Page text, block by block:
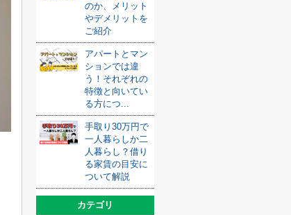
のか、メリット
やデメリットを
ご紹介
アパートとマン
ションでは違
う！それぞれの
特徴と向いてい
る方につ...
手取り30万円で
一人暮らしか二
人暮らし？借り
る家賃の目安に
ついて解説
カテゴリ